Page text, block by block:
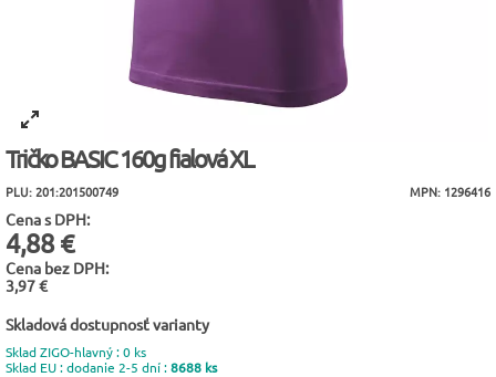
Tričko BASIC 160g fialová XL
PLU: 201:201500749 MPN: 1296416
Cena s DPH:
4,88 €
Cena bez DPH:
3,97 €
Skladová dostupnosť varianty
Sklad ZIGO-hlavný : 0 ks
Sklad EU : dodanie 2-5 dní :8688 ks